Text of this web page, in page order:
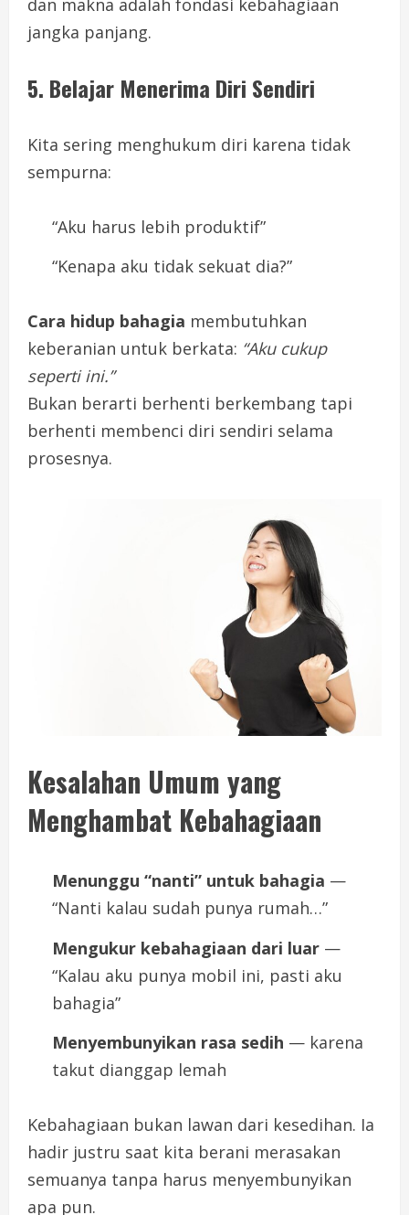
jangka panjang.
5. Belajar Menerima Diri Sendiri
Kita sering menghukum diri karena tidak
sempurna:
“Aku harus lebih produktif”
“Kenapa aku tidak sekuat dia?”
Cara hidup bahagia membutuhkan
keberanian untuk berkata: “Aku cukup
seperti ini.”
Bukan berarti berhenti berkembang tapi
berhenti membenci diri sendiri selama
prosesnya.
Kesalahan Umum yang
Menghambat Kebahagiaan
Menunggu “nanti” untuk bahagia —
“Nanti kalau sudah punya rumah…”
Mengukur kebahagiaan dari luar —
“Kalau aku punya mobil ini, pasti aku
bahagia”
Menyembunyikan rasa sedih — karena
takut dianggap lemah
Kebahagiaan bukan lawan dari kesedihan. Ia
hadir justru saat kita berani merasakan
semuanya tanpa harus menyembunyikan
apa pun.